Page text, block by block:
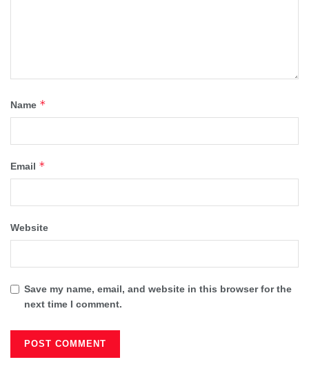
Name *
Email *
Website
Save my name, email, and website in this browser for the
next time I comment.